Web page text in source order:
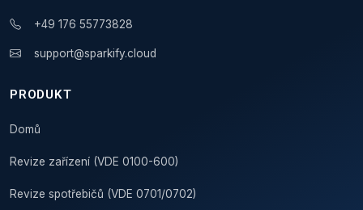
+49 176 55773828
support@sparkify.cloud
PRODUKT
Domů
Revize zařízení (VDE 0100-600)
Revize spotřebičů (VDE 0701/0702)